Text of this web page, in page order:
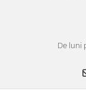
De luni